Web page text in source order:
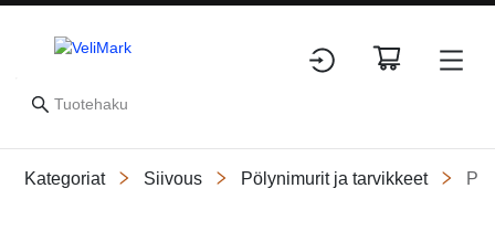
Kategoriat Siivous Pölynimurit ja tarvikkeet